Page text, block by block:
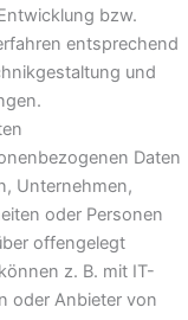
bzw.
entsprechend
und
Daten
Unternehmen,
oder Personen
offengelegt
z. B. mit IT-
oder Anbieter von